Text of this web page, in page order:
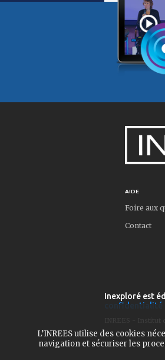
AIDE
Foire aux
Contact
Inexploré est
confidentialité
L’INREES utilise des cookies
navigation et sécuriser les